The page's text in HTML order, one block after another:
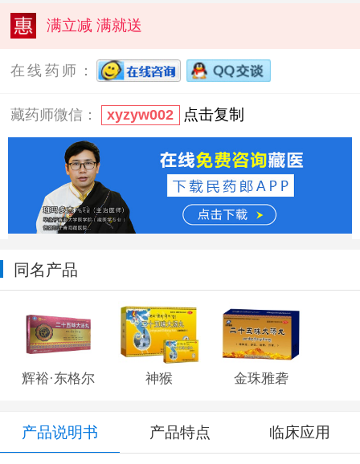
满立减 满就送
在线药师：
藏药师微信： xyzyw002 点击复制
同名产品
辉裕·东格尔 神猴 金珠雅砻
产品说明书 产品特点 临床应用